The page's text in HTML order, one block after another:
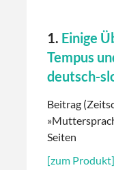
1. Einige
Tempus
deutsch-
Beitrag
Seiten
[zum Produkt]